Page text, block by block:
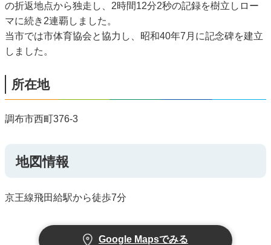
の折返地点から独走し、2時間12分2秒の記録を樹立しロー
マに続き2連覇しました。
当市では市体育協会と協力し、昭和40年7月に記念碑を建立
しました。
所在地
調布市西町376-3
地図情報
京王線飛田給駅から徒歩7分
Google Mapsでみる